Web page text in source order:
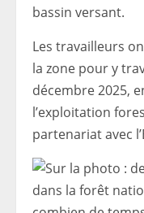
bassin versant.
Les travailleurs
la zone pour y
décembre 2025,
l’exploitation
partenariat avec